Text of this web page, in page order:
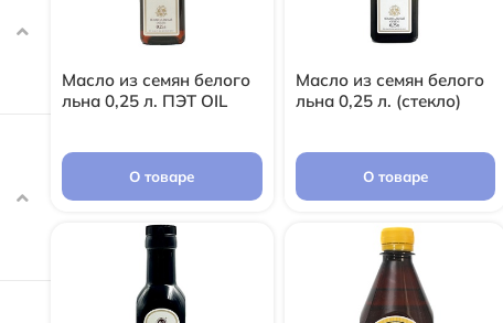
Масло из семян белого
льна 0,25 л. ПЭТ OIL
О товаре
Масло из семян белого
льна 0,25 л. (стекло)
О товаре